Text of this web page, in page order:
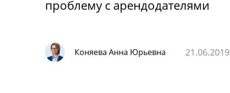
проблему с арендодателями
Коняева Анна Юрьевна 21.06.2019